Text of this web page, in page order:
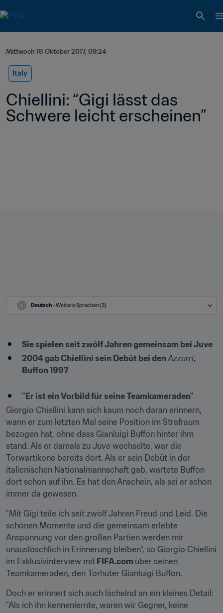
Mittwoch 18 Oktober 2017, 09:24
Italy
Chiellini: “Gigi lässt das
Schwere leicht erscheinen”
Deutsch - Weitere Sprachen (3)
Sie spielen seit zwölf Jahren gemeinsam bei Juve
2004 gab Chiellini sein Debüt bei den Azzurri,
Buffon 1997
"Er ist ein Vorbild für seine Teamkameraden"
Giorgio Chiellini kann sich kaum noch daran erinnern,
wann er zum letzten Mal seine Position im Strafraum
bezogen hat, ohne dass Gianluigi Buffon hinter ihm
stand. Als er damals zu Juve wechselte, war die
Torwartikone bereits dort. Als er sein Debüt in der
italienischen Nationalmannschaft gab, wartete Buffon
dort schon auf ihn. Es hat den Anschein, als sei er schon
immer da gewesen.
"Mit Gigi teile ich seit zwölf Jahren Freud und Leid. Die
schönen Momente und die gemeinsam erlebte
Anspannung vor den großen Partien werden mir
unauslöschlich in Erinnerung bleiben", so Giorgio Chiellini
im Exklusivinterview mit FIFA.com über seinen
Teamkameraden, den Torhüter Gianluigi Buffon.
Doch er erinnert sich auch lächelnd an ein kleines Detail:
"Als ich ihn kennenlernte, waren wir Gegner, keine